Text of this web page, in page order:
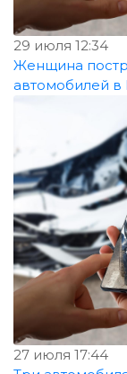
29 июля 12:34
Женщина
автомобилей
27 июля 17:44